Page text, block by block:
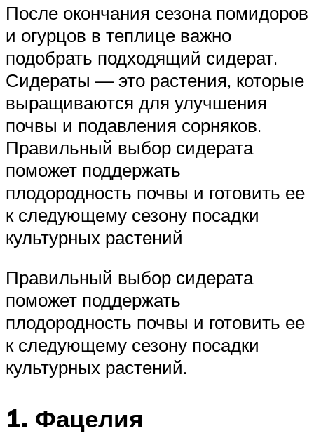
После окончания сезона помидоров
и огурцов в теплице важно
подобрать подходящий сидерат.
Сидераты — это растения, которые
выращиваются для улучшения
почвы и подавления сорняков.
Правильный выбор сидерата
поможет поддержать
плодородность почвы и готовить ее
к следующему сезону посадки
культурных растений
Правильный выбор сидерата
поможет поддержать
плодородность почвы и готовить ее
к следующему сезону посадки
культурных растений.
1. Фацелия